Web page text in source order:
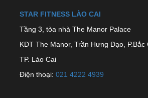
STAR FITNESS LÀO CAI
Tầng 3, tòa nhà The Manor Palace
KĐT The Manor, Trần Hưng Đạo, P.Bắc
TP. Lào Cai
Điện thoại: 021 4222 4939